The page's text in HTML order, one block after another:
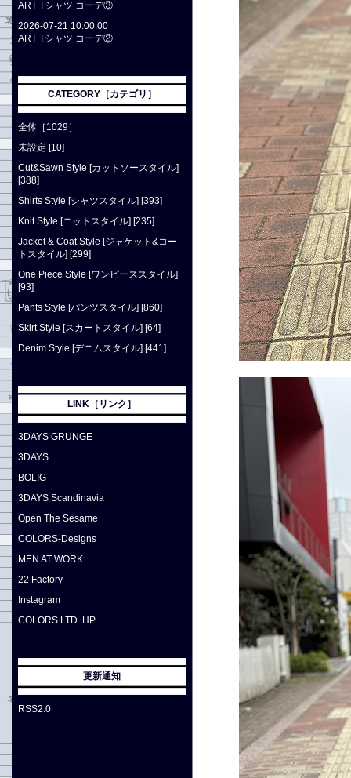
ART Tシャツ コーデ③
2026-07-21 10:00:00
ART Tシャツ コーデ②
CATEGORY［カテゴリ］
全体［1029］
未設定 [10]
Cut&Sawn Style [カットソースタイル]
[388]
Shirts Style [シャツスタイル] [393]
Knit Style [ニットスタイル] [235]
Jacket & Coat Style [ジャケット&コー
トスタイル] [299]
One Piece Style [ワンピーススタイル]
[93]
Pants Style [パンツスタイル] [860]
Skirt Style [スカートスタイル] [64]
Denim Style [デニムスタイル] [441]
LINK［リンク］
3DAYS GRUNGE
3DAYS
BOLIG
3DAYS Scandinavia
Open The Sesame
COLORS-Designs
MEN AT WORK
22 Factory
Instagram
COLORS LTD. HP
更新通知
RSS2.0